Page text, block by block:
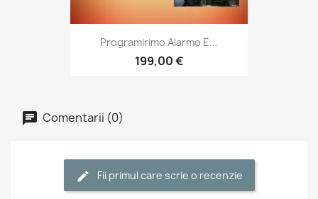
Programirimo Alarmo E...
199,00 €
Comentarii (0)
Fii primul care scrie o recenzie